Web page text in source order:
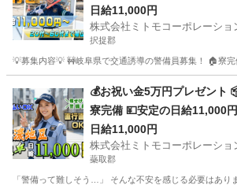
フ 🚅地方からの乗り込み費
の充実研修 💻スマホで簡単
で急な出費も安心
日給11,000円
株式会社ミトモコーポレーショ
択捉郡
💡募集内容💡 🚧岐阜県で交通誘導の警備員募集！ 🏠寮
警備員 給料
💰お祝い金5万円プレゼント
寮完備 💴安定の日給11,000
で交通誘導 🚗赴任交通費補
験でも安心の教育体制 💻自
👫カップルや夫婦での赴任歓迎
日給11,000円
株式会社ミトモコーポレーショ
蘂取郡
「警備って難しそう…」 そんな不安を感じる必要はあり